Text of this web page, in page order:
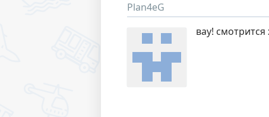
Plan4eG
вау!